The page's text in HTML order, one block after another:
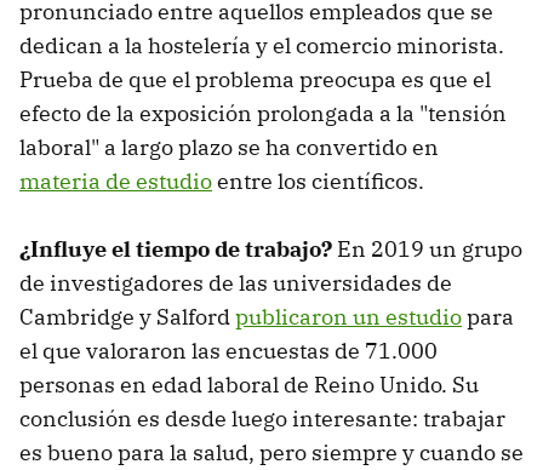
pronunciado entre aquellos empleados que se
dedican a la hostelería y el comercio minorista.
Prueba de que el problema preocupa es que el
efecto de la exposición prolongada a la "tensión
laboral" a largo plazo se ha convertido en
materia de estudioentre los científicos.
¿Influye el tiempo de trabajo? En 2019 un grupo
de investigadores de las universidades de
Cambridge y Salfordpublicaron un estudiopara
el que valoraron las encuestas de 71.000
personas en edad laboral de Reino Unido. Su
conclusión es desde luego interesante: trabajar
es bueno para la salud, pero siempre y cuando se